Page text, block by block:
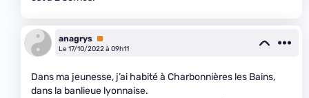
anagrys Premium
Le 17/10/2022 à 09h11
Dans ma jeunesse, j’ai habité à Charbonnières les Bains,
dans la banlieue lyonnaise.